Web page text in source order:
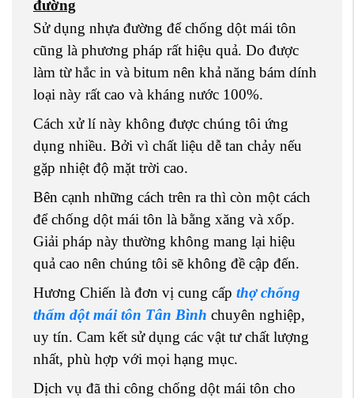
đường
Sử dụng nhựa đường để chống dột mái tôn
cũng là phương pháp rất hiệu quả. Do được
làm từ hắc in và bitum nên khả năng bám dính
loại này rất cao và kháng nước 100%.
Cách xử lí này không được chúng tôi ứng
dụng nhiều. Bởi vì chất liệu dễ tan chảy nếu
gặp nhiệt độ mặt trời cao.
Bên cạnh những cách trên ra thì còn một cách
để chống dột mái tôn là bằng xăng và xốp.
Giải pháp này thường không mang lại hiệu
quả cao nên chúng tôi sẽ không đề cập đến.
Hương Chiến là đơn vị cung cấp thợ chống
thấm dột mái tôn Tân Bình chuyên nghiệp,
uy tín. Cam kết sử dụng các vật tư chất lượng
nhất, phù hợp với mọi hạng mục.
Dịch vụ đã thi công chống dột mái tôn cho